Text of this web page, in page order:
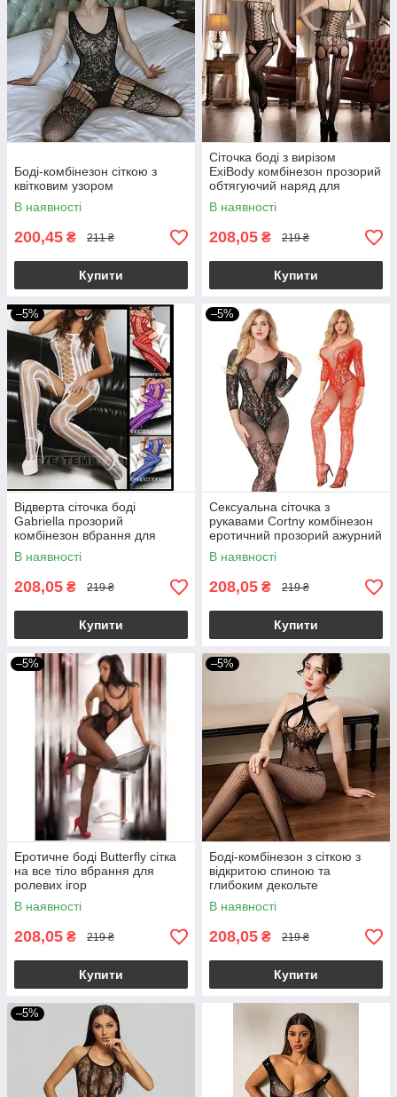
Боді-комбінезон сіткою з
квітковим узором
В наявності
200,45 ₴ 211 ₴
Купити
Сіточка боді з вирізом
ExiBody комбінезон прозорий
обтягуючий наряд для
рольових ігор
В наявності
208,05 ₴ 219 ₴
Купити
–5%
Відверта сіточка боді
Gabriella прозорий
комбінезон вбрання для
рольових ірг
В наявності
208,05 ₴ 219 ₴
Купити
–5%
Сексуальна сіточка з
рукавами Cortny комбінезон
еротичний прозорий ажурний
В наявності
208,05 ₴ 219 ₴
Купити
–5%
Еротичне боді Butterfly сітка
на все тіло вбрання для
ролевих ігор
В наявності
208,05 ₴ 219 ₴
Купити
–5%
Боді-комбінезон з сіткою з
відкритою спиною та
глибоким декольте
В наявності
208,05 ₴ 219 ₴
Купити
–5%